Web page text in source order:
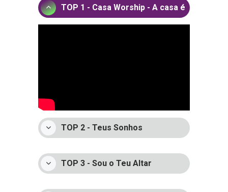
TOP 1 - Casa Worship - A casa é
sua
TOP 2 - Teus Sonhos
TOP 3 - Sou o Teu Altar